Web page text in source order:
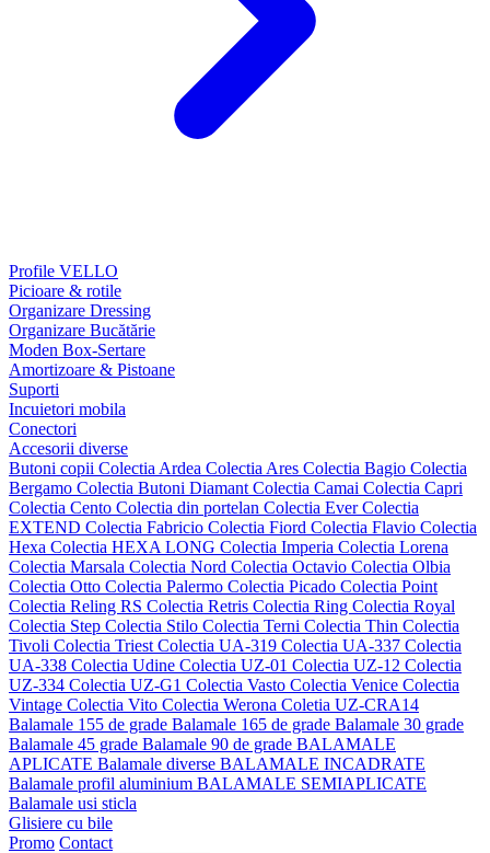
Profile VELLO
Picioare & rotile
Organizare Dressing
Organizare Bucătărie
Moden Box-Sertare
Amortizoare & Pistoane
Suporti
Incuietori mobila
Conectori
Accesorii diverse
Butoni copii Colectia Ardea Colectia Ares Colectia Bagio Colectia
Bergamo Colectia Butoni Diamant Colectia Camai Colectia Capri
Colectia Cento Colectia din portelan Colectia EverColectia
EXTEND Colectia Fabricio Colectia Fiord Colectia Flavio Colectia
Hexa Colectia HEXA LONG Colectia Imperia Colectia Lorena
Colectia Marsala Colectia Nord Colectia Octavio Colectia Olbia
Colectia Otto Colectia Palermo Colectia Picado Colectia Point
Colectia Reling RS Colectia Retris Colectia Ring Colectia Royal
Colectia Step Colectia Stilo Colectia Terni Colectia Thin Colectia
Tivoli Colectia Triest Colectia UA-319 Colectia UA-337 Colectia
UA-338 Colectia Udine Colectia UZ-01 Colectia UZ-12 Colectia
UZ-334 Colectia UZ-G1 Colectia Vasto Colectia Venice Colectia
Vintage Colectia Vito Colectia Werona Coletia UZ-CRA14
Balamale 155 de grade Balamale 165 de grade Balamale 30 grade
Balamale 45 grade Balamale 90 de grade BALAMALE
APLICATE Balamale diverse BALAMALE INCADRATE
Balamale profil aluminium BALAMALE SEMIAPLICATE
Balamale usi sticla
Glisiere cu bile
Promo Contact